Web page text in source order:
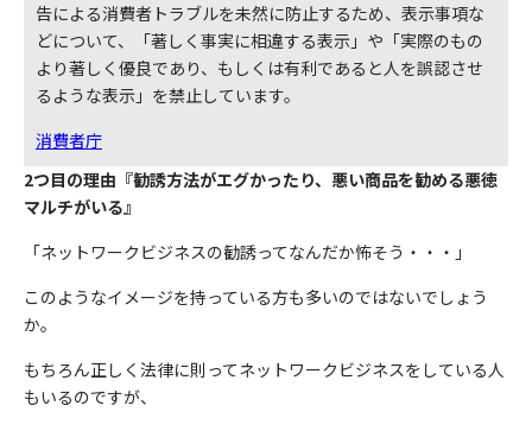
告による消費者トラブルを未然に防止するため、表示事項な
どについて、「著しく事実に相違する表示」や「実際のもの
より著しく優良であり、もしくは有利であると人を誤認させ
るような表示」を禁止しています。
消費者庁
2つ目の理由 『勧誘方法がエグかったり、悪い商品を勧める悪徳
マルチがいる』
「ネットワークビジネスの勧誘ってなんだか怖そう・・・」
このようなイメージを持っている方も多いのではないでしょう
か。
もちろん正しく法律に則ってネットワークビジネスをしている人
もいるのですが、